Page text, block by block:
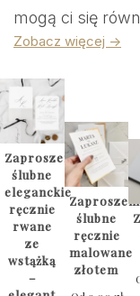
mogą ci się
Zobacz więcej ->
Zaproszenia
ślubne
eleganckie
ręcznie
rwane
ze
wstążką
–
ślubne
ręcznie
malowane
złotem